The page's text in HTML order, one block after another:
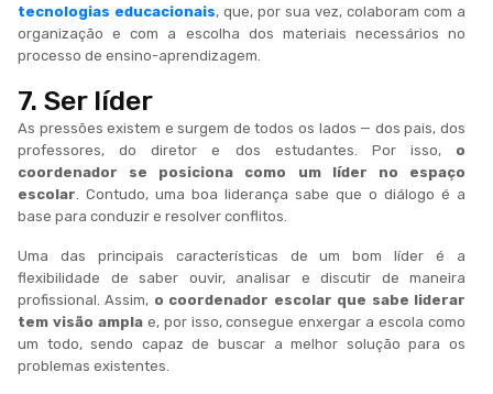
tecnologias educacionais, que, por sua vez, colaboram com a
organização e com a escolha dos materiais necessários no
processo de ensino-aprendizagem.
7. Ser líder
As pressões existem e surgem de todos os lados — dos pais, dos
professores, do diretor e dos estudantes. Por isso, o
coordenador se posiciona como um líder no espaço
escolar. Contudo, uma boa liderança sabe que o diálogo é a
base para conduzir e resolver conflitos.
Uma das principais características de um bom líder é a
flexibilidade de saber ouvir, analisar e discutir de maneira
profissional. Assim, o coordenador escolar que sabe liderar
tem visão amplae, por isso, consegue enxergar a escola como
um todo, sendo capaz de buscar a melhor solução para os
problemas existentes.